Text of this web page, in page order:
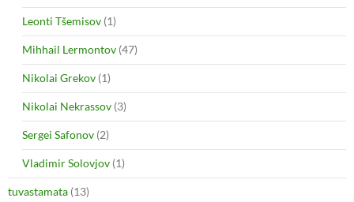
Leonti Tšemisov (1)
Mihhail Lermontov (47)
Nikolai Grekov (1)
Nikolai Nekrassov (3)
Sergei Safonov (2)
Vladimir Solovjov (1)
tuvastamata (13)